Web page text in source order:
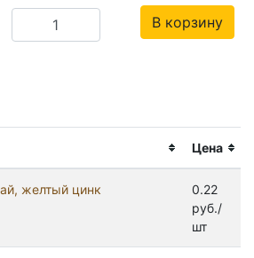
Цена
желтый цинк
0.22
руб./
шт
В корзину